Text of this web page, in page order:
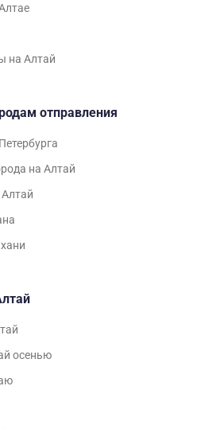
на Алтай
отправления
на Алтай
осенью